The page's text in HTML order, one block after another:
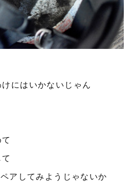
にはいかないじゃん
アしてみようじゃないか